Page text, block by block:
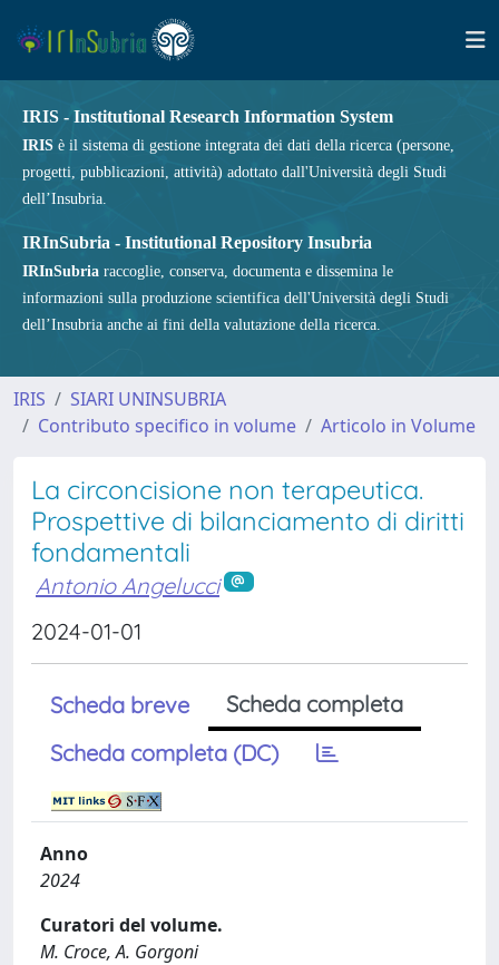
IRIS - Institutional Research Information System
IRIS è il sistema di gestione integrata dei dati della ricerca (persone,
progetti, pubblicazioni, attività) adottato dall'Università degli Studi
dell’Insubria.
IRInSubria - Institutional Repository Insubria
IRInSubria raccoglie, conserva, documenta e dissemina le
informazioni sulla produzione scientifica dell'Università degli Studi
dell’Insubria anche ai fini della valutazione della ricerca.
IRIS
SIARI UNINSUBRIA
Contributo specifico in volume
Articolo in Volume
La circoncisione non terapeutica.
Prospettive di bilanciamento di diritti
fondamentali
Antonio Angelucci
2024-01-01
Scheda breve
Scheda completa
Scheda completa (DC)
Anno
2024
Curatori del volume.
M. Croce, A. Gorgoni